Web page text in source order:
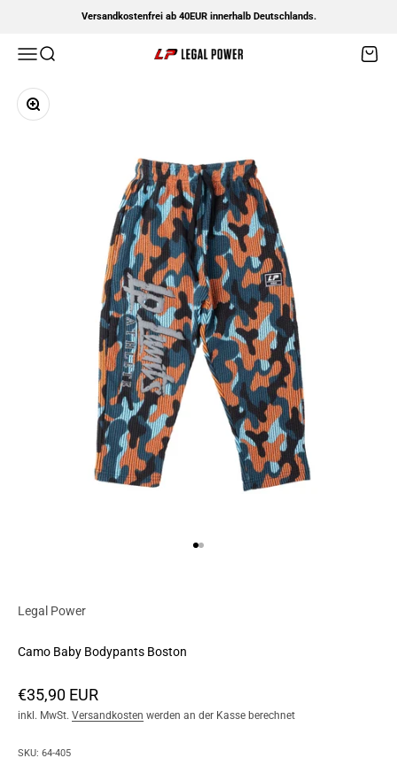
Versandkostenfrei ab 40EUR innerhalb Deutschlands.
MenüSuche Legal Power
Bild vergrößern
Legal Power
Camo Baby Bodypants Boston
Angebot
€35,90 EUR
inkl. MwSt. Versandkosten werden an der Kasse berechnet
SKU: 64-405